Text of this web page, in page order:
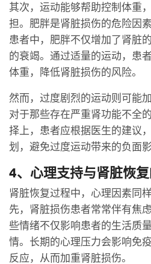
其次，运动能够帮助控制体重
担。肥胖是肾脏损伤的危险因
患者中，肥胖不仅增加了肾脏
的衰竭。通过适量的运动，患
体重，降低肾脏损伤的风险。
然而，过度剧烈的运动则可能
对于那些存在严重肾功能不全
择上，患者应根据医生的建议
划，避免过度运动带来的负面影
4、心理支持与肾脏恢
肾脏恢复过程中，心理因素同
先，肾脏损伤患者常常伴有焦
些情绪不仅影响患者的生活质
情。长期的心理压力会影响免
反应，从而加重肾脏损伤。